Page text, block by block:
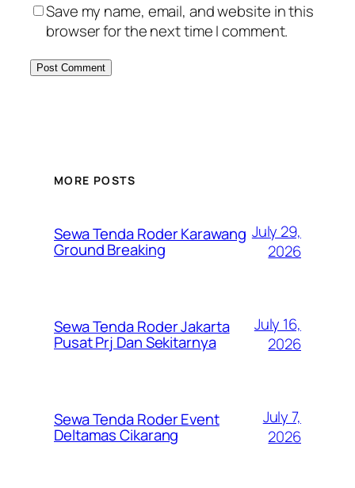
Save my name, email, and website in this
browser for the next time I comment.
MORE POSTS
Sewa Tenda Roder Karawang
Ground Breaking
July 29,
2026
Sewa Tenda Roder Jakarta
Pusat Prj Dan Sekitarnya
July 16,
2026
Sewa Tenda Roder Event
Deltamas Cikarang
July 7,
2026